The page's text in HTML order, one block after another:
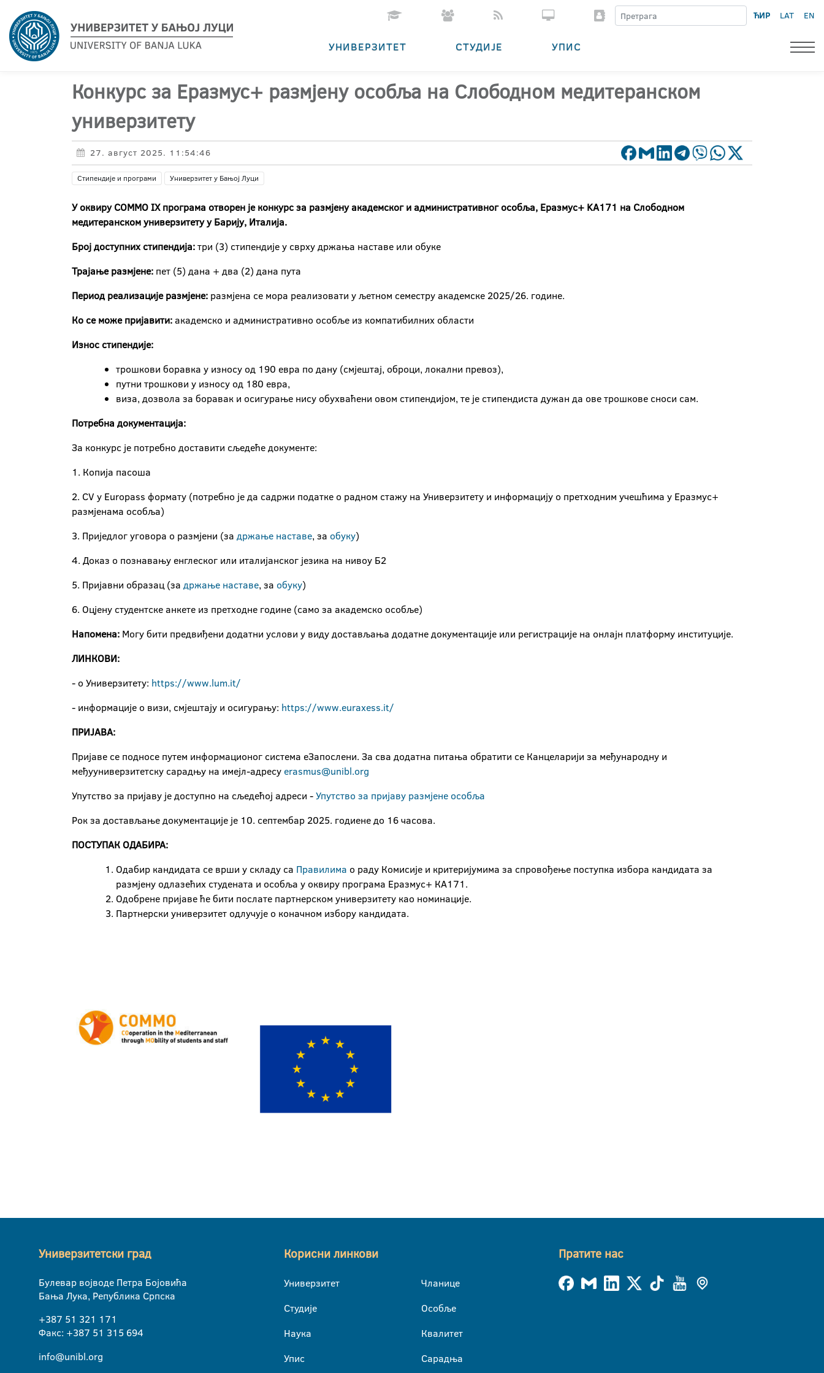
ЋИР LAT EN
УНИВЕРЗИТЕТ СТУДИЈЕ УПИС
Конкурс за Еразмус+ размјену особља на Слободном медитеранском
универзитету
27. август 2025. 11:54:46
Стипендије и програми Универзитет у Бањој Луци
У оквируCOMMOIXпрограма отворен је конкурс за размјену академског и административног особља, Еразмус+ KA171 на Слободном
медитеранском универзитету у Барију, Италија.
Број доступних стипендија:три (3) стипендије у сврху држања наставе или обуке
Трајање размјене: пет (5) дана + два (2) дана пута
Период реализацијеразмјене: размјена се мора реализовати у љетном семестру академске 2025/26. године.
Ко се може пријавити:академско и административно особље из компатибилних области
Износ стипендије:
трошкови боравка у износу од 190 евра по дану (смјештај, оброци, локални превоз),
путни трошкови у износу од 180 евра,
виза, дозвола за боравак и осигурање нису обухваћени овом стипендијом, те је стипендиста дужан да ове трошкове сноси сам.
Потребна документација:
За конкурс је потребно доставити сљедеће документе:
1. Копија пасоша
2. CV у Europass формату (потребно је да садржи податке о радном стажу на Универзитету и информацију о претходним учешћима у Еразмус+
размјенама особља)
3. Приједлог уговора о размјени (за држање наставе, за обуку)
4. Доказ о познавању енглеског или италијанског језика на нивоу Б2
5. Пријавни образац (за држање наставе, за обуку)
6. Оцјену студентске анкете из претходне године (само за академско особље)
Напомена: Могу бити предвиђени додатни услови у виду достављања додатне документације или регистрације на онлајн платформу институције.
ЛИНКОВИ:
- о Универзитету: https://www.lum.it/
- информације о визи, смјештају и осигурању: https://www.euraxess.it/
ПРИЈАВА:
Пријаве се подносе путем информационог система еЗапослени. За сва додатна питања обратити се Канцеларији за међународну и
међууниверзитетску сарадњу на имејл-адресу erasmus@unibl.org
Упутство за пријаву је доступно на сљедећој адреси -Упутство за пријаву размјене особља
Рок за достављање документације је 10. септембар 2025. годиене до 16 часова.
ПОСТУПАК ОДАБИРА:
Одабир кандидата се врши у складу са Правилима о раду Комисије и критеријумима за спровођење поступка избора кандидата за
размјену одлазећих студената и особља у оквиру програма Еразмус+ КА171.
Одобрене пријаве ће бити послате партнерском универзитету као номинације.
Партнерски универзитет одлучује о коначном избору кандидата.
Универзитетски град
Булевар војводе Петра Бојовића
Бања Лука, Република Српска
+387 51 321 171
Факс: +387 51 315 694
info@unibl.org
Корисни линкови
Универзитет
Студије
Наука
Упис
Чланице
Особље
Квалитет
Сарадња
Пратите нас